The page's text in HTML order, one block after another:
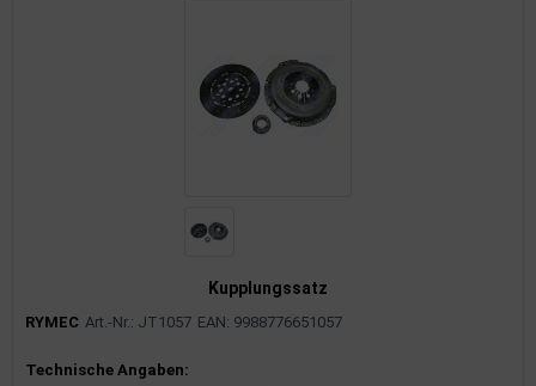
Kupplungssatz
RYMEC Art.-Nr.: JT1057 EAN: 9988776651057
Produktinformationen
Technische Angaben: